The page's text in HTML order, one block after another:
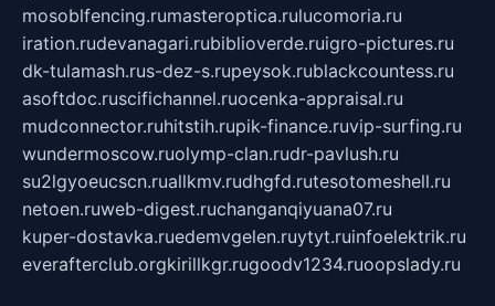
mosoblfencing.rumasteroptica.rulucomoria.ru
iration.rudevanagari.rubiblioverde.ruigro-pictures.ru
dk-tulamash.rus-dez-s.rupeysok.rublackcountess.ru
asoftdoc.ruscifichannel.ruocenka-appraisal.ru
mudconnector.ruhitstih.rupik-finance.ruvip-surfing.ru
wundermoscow.ruolymp-clan.rudr-pavlush.ru
su2lgyoeucscn.ruallkmv.rudhgfd.rutesotomeshell.ru
netoen.ruweb-digest.ruchanganqiyuana07.ru
kuper-dostavka.ruedemvgelen.ruytyt.ruinfoelektrik.ru
everafterclub.orgkirillkgr.rugoodv1234.ruoopslady.ru